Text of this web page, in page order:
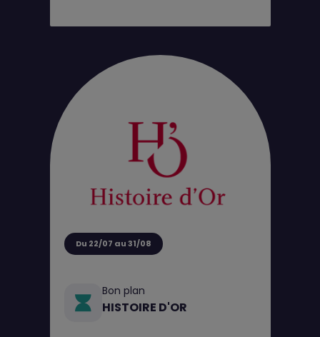
Du 22/07 au 31/08
Bon plan
HISTOIRE D'OR